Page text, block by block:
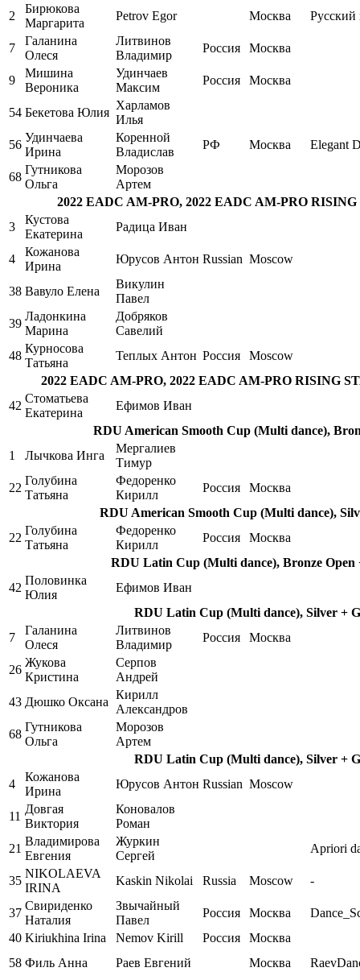
2
Бирюкова
Маргарита
Petrov Egor Москва Русский
7
Галанина
Олеся
Литвинов
Владимир
Россия Москва
9
Мишина
Вероника
Удинчаев
Максим
Россия Москва
54 Бекетова Юлия
Харламов
Илья
56
Удинчаева
Ирина
Коренной
Владислав
РФ Москва Elegant
68
Гутникова
Ольга
Морозов
Артем
2022 EADC AM-PRO, 2022 EADC AM-PRO
3
Кустова
Екатерина
Радица Иван
4
Кожанова
Ирина
Юрусов Антон Russian Moscow
38 Вавуло Елена
Викулин
Павел
39
Ладонкина
Марина
Добряков
Савелий
48
Курносова
Татьяна
Теплых Антон Россия
Moscow
2022 EADC AM-PRO, 2022 EADC AM-PRO RISING
42
Стоматьева
Екатерина
Ефимов Иван
RDU American Smooth Cup (Multi dance),
1
Лычкова Инга
Мергалиев
Тимур
22
Голубина
Татьяна
Федоренко
Кирилл
Россия
Москва
RDU American Smooth Cup (Multi dance),
22
Голубина
Татьяна
Федоренко
Кирилл
Россия
Москва
RDU Latin Cup (Multi dance), Bronze Open
42
Половинка
Юлия
Ефимов Иван
RDU Latin Cup (Multi dance), Silver +
7
Галанина
Олеся
Литвинов
Владимир
Россия Москва
26
Жукова
Кристина
Серпов
Андрей
43 Дюшко Оксана
Кирилл
Александров
68
Гутникова
Ольга
Морозов
Артем
RDU Latin Cup (Multi dance), Silver +
4
Кожанова
Ирина
Юрусов Антон Russian Moscow
11
Довгая
Виктория
Коновалов
Роман
21
Владимирова
Евгения
Журкин
Сергей
Apriori
35
NIKOLAEVA
IRINA
Kaskin Nikolai Russia Moscow -
37
Свириденко
Наталия
Звычайный
Павел
Россия Москва
40 Kiriukhina Irina Nemov Kirill Россия
Москва
58 Филь Анна Раев Евгений Москва